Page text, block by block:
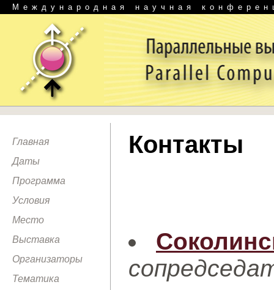
Международная научная
Главная
Даты
Программа
Условия
Место
Выставка
Организаторы
Тематика
Контакты